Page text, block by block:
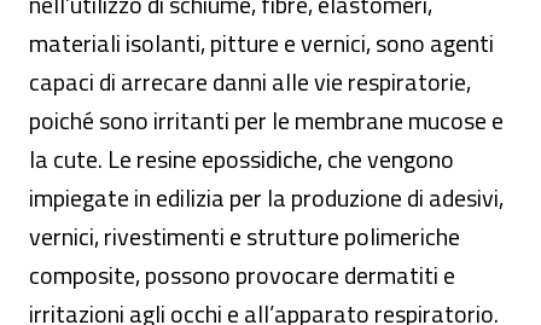
materiali isolanti, pitture e vernici, sono agenti
capaci di arrecare danni alle vie respiratorie,
poiché sono irritanti per le membrane mucose e
la cute. Le resine epossidiche, che vengono
impiegate in edilizia per la produzione di adesivi,
vernici, rivestimenti e strutture polimeriche
composite, possono provocare dermatiti e
irritazioni agli occhi e all’apparato respiratorio.